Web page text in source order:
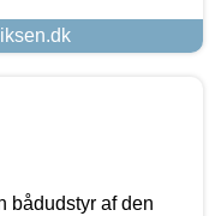
bådudstyr af den